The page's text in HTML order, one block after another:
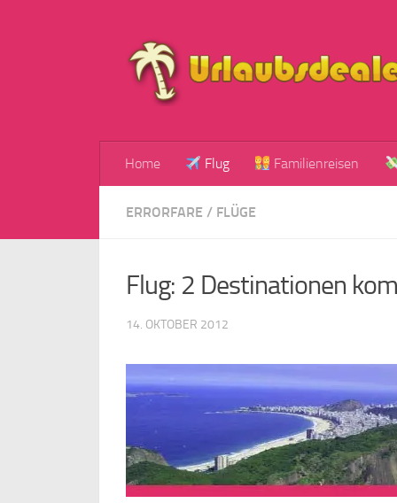
Home Flug Familienreisen
ERRORFARE / FLÜGE
Flug: 2 Destinationen
14. OKTOBER 2012